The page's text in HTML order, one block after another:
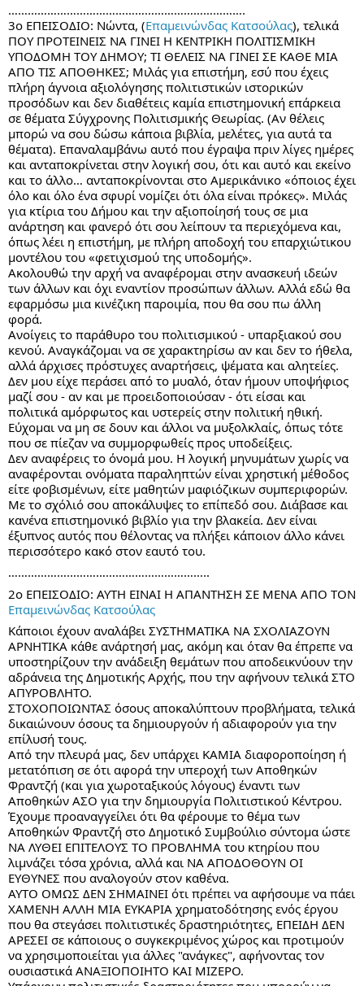
……………………………………………………………….
3ο ΕΠΕΙΣΟΔΙΟ: Νώντα, (Επαμεινώνδας Κατσούλας), τελικά
ΠΟΥ ΠΡΟΤΕΙΝΕΙΣ ΝΑ ΓΙΝΕΙ Η ΚΕΝΤΡΙΚΗ ΠΟΛΙΤΙΣΜΙΚΗ
ΥΠΟΔΟΜΗ ΤΟΥ ΔΗΜΟΥ; ΤΙ ΘΕΛΕΙΣ ΝΑ ΓΙΝΕΙ ΣΕ ΚΑΘΕ ΜΙΑ
ΑΠΟ ΤΙΣ ΑΠΟΘΗΚΕΣ; Μιλάς για επιστήμη, εσύ που έχεις
πλήρη άγνοια αξιολόγησης πολιτιστικών ιστορικών
προσόδων και δεν διαθέτεις καμία επιστημονική επάρκεια
σε θέματα Σύγχρονης Πολιτισμικής Θεωρίας. (Αν θέλεις
μπορώ να σου δώσω κάποια βιβλία, μελέτες, για αυτά τα
θέματα). Επαναλαμβάνω αυτό που έγραψα πριν λίγες ημέρες
και ανταποκρίνεται στην λογική σου, ότι και αυτό και εκείνο
και το άλλο… ανταποκρίνονται στο Αμερικάνικο «όποιος έχει
όλο και όλο ένα σφυρί νομίζει ότι όλα είναι πρόκες». Μιλάς
για κτίρια του Δήμου και την αξιοποίησή τους σε μια
ανάρτηση και φανερό ότι σου λείπουν τα περιεχόμενα και,
όπως λέει η επιστήμη, με πλήρη αποδοχή του επαρχιώτικου
μοντέλου του «φετιχισμού της υποδομής».
Ακολουθώ την αρχή να αναφέρομαι στην ανασκευή ιδεών
των άλλων και όχι εναντίον προσώπων άλλων. Αλλά εδώ θα
εφαρμόσω μια κινέζικη παροιμία, που θα σου πω άλλη
φορά.
Ανοίγεις το παράθυρο του πολιτισμικού - υπαρξιακού σου
κενού. Αναγκάζομαι να σε χαρακτηρίσω αν και δεν το ήθελα,
αλλά άρχισες πρόστυχες αναρτήσεις, ψέματα και αλητείες.
Δεν μου είχε περάσει από το μυαλό, όταν ήμουν υποψήφιος
μαζί σου - αν και με προειδοποιούσαν - ότι είσαι και
πολιτικά αμόρφωτος και υστερείς στην πολιτική ηθική.
Εύχομαι να μη σε δουν και άλλοι να μυξολκλαίς, όπως τότε
που σε πίεζαν να συμμορφωθείς προς υποδείξεις.
Δεν αναφέρεις το όνομά μου. Η λογική μηνυμάτων χωρίς να
αναφέρονται ονόματα παραληπτών είναι χρηστική μέθοδος
είτε φοβισμένων, είτε μαθητών μαφιόζικων συμπεριφορών.
Με το σχόλιό σου αποκάλυψες το επίπεδό σου. Διάβασε και
κανένα επιστημονικό βιβλίο για την βλακεία. Δεν είναι
έξυπνος αυτός που θέλοντας να πλήξει κάποιον άλλο κάνει
περισσότερο κακό στον εαυτό του.
……………………………………………………..
Επαμεινώνδας Κατσούλας
Κάποιοι έχουν αναλάβει ΣΥΣΤΗΜΑΤΙΚΑ ΝΑ ΣΧΟΛΙΑΖΟΥΝ
ΑΡΝΗΤΙΚΑ κάθε ανάρτησή μας, ακόμη και όταν θα έπρεπε να
υποστηρίζουν την ανάδειξη θεμάτων που αποδεικνύουν την
αδράνεια της Δημοτικής Αρχής, που την αφήνουν τελικά ΣΤΟ
ΑΠΥΡΟΒΛΗΤΟ.
ΣΤΟΧΟΠΟΙΩΝΤΑΣ όσους αποκαλύπτουν προβλήματα, τελικά
δικαιώνουν όσους τα δημιουργούν ή αδιαφορούν για την
επίλυσή τους.
Από την πλευρά μας, δεν υπάρχει ΚΑΜΙΑ διαφοροποίηση ή
μετατόπιση σε ότι αφορά την υπεροχή των Αποθηκών
Φραντζή (και για χωροταξικούς λόγους) έναντι των
Αποθηκών ΑΣΟ για την δημιουργία Πολιτιστικού Κέντρου.
Έχουμε προαναγγείλει ότι θα φέρουμε το θέμα των
Αποθηκών Φραντζή στο Δημοτικό Συμβούλιο σύντομα ώστε
ΝΑ ΛΥΘΕΙ ΕΠΙΤΕΛΟΥΣ ΤΟ ΠΡΟΒΛΗΜΑ του κτηρίου που
λιμνάζει τόσα χρόνια, αλλά και ΝΑ ΑΠΟΔΟΘΟΥΝ ΟΙ
ΕΥΘΥΝΕΣ που αναλογούν στον καθένα.
ΑΥΤΟ ΟΜΩΣ ΔΕΝ ΣΗΜΑΙΝΕΙ ότι πρέπει να αφήσουμε να πάει
ΧΑΜΕΝΗ ΑΛΛΗ ΜΙΑ ΕΥΚΑΡΙΑ χρηματοδότησης ενός έργου
που θα στεγάσει πολιτιστικές δραστηριότητες, ΕΠΕΙΔΗ ΔΕΝ
ΑΡΕΣΕΙ σε κάποιους ο συγκεκριμένος χώρος και προτιμούν
να χρησιμοποιείται για άλλες "ανάγκες", αφήνοντας τον
ουσιαστικά ΑΝΑΞΙΟΠΟΙΗΤΟ ΚΑΙ ΜΙΖΕΡΟ.